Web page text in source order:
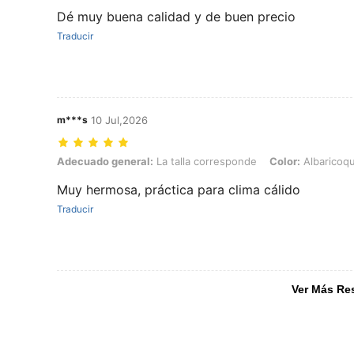
Dé muy buena calidad y de buen precio
Traducir
m***s 10 Jul,2026
Adecuado general: La talla corresponde, Color: Albaricoque, Talla: S
Adecuado general: La talla corresponde Color:
Muy hermosa, práctica para clima cálido
Traducir
Ver Más